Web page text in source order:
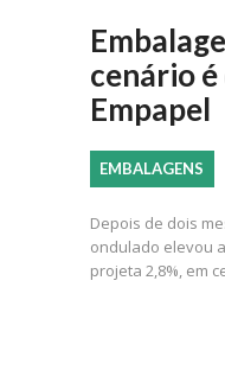
cenário
Empapel
EMBALAGENS
Depois de dois
ondulado elevou
projeta 2,8%, em